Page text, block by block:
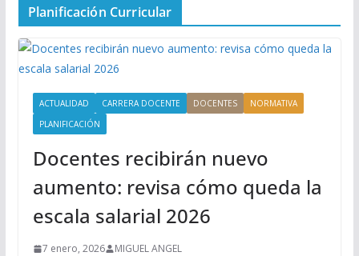
Planificación Curricular
ACTUALIDAD CARRERA DOCENTE DOCENTES
NORMATIVA
PLANIFICACIÓN
Docentes recibirán nuevo
aumento: revisa cómo queda la
escala salarial 2026
7 enero, 2026 MIGUEL ANGEL